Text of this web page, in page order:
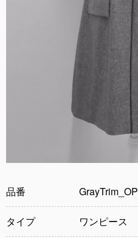
品番 GrayTrim_OP
タイプ ワンピース